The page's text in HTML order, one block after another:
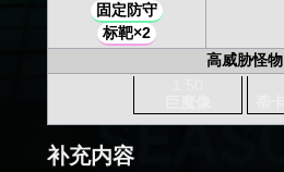
固定防守
标靶×2
高威胁怪物
补充内容